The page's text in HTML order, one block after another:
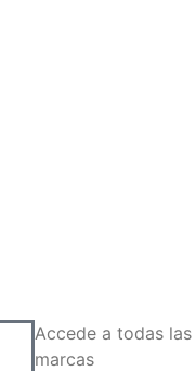
Accede a todas las
marcas